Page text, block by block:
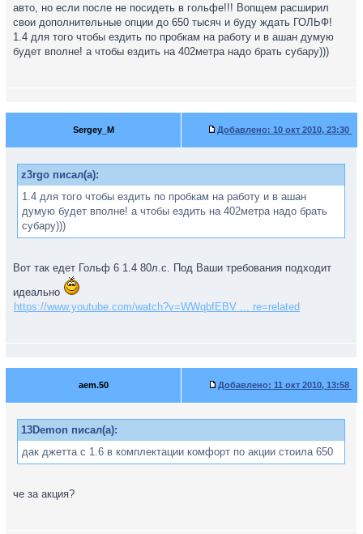
авто, но если после не посидеть в гольфе!!! Вопщем расширил
свои дополнительные опции до 650 тысяч и буду ждать ГОЛЬФ!
1.4 для того чтобы ездить по пробкам на работу и в ашан думую
будет вполне! а чтобы ездить на 402метра надо брать субару)))
Sergey_M Добавлено: 10 окт 2010, 23:30
z3rgo писал(а):
1.4 для того чтобы ездить по пробкам на работу и в ашан
думую будет вполне! а чтобы ездить на 402метра надо брать
субару)))
Вот так едет Гольф 6 1.4 80л.с. Под Ваши требования подходит
идеально
https://www.youtube.com/watch?v=WWqbfEBV ... re=related
aem.50 Добавлено: 11 окт 2010, 13:58
13Demon писал(а):
дак джетта с 1.6 в комплектации комфорт по акции стоила 650
че за акция?